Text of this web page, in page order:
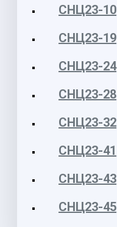
СНЦ23-10
СНЦ23-19
СНЦ23-24
СНЦ23-28
СНЦ23-32
СНЦ23-41
СНЦ23-43
СНЦ23-45